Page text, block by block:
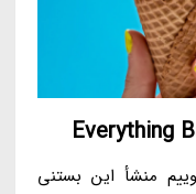
منشأ این بستنی